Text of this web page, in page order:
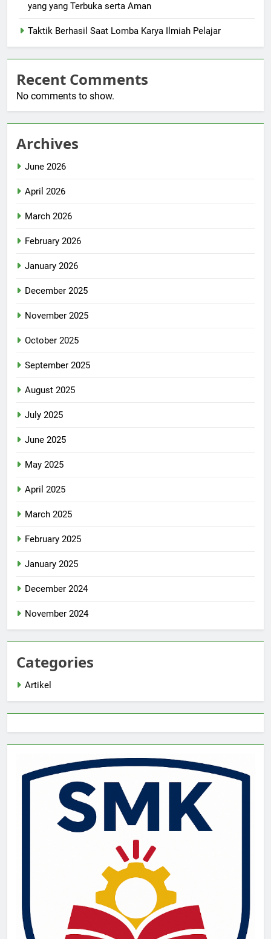
yang yang Terbuka serta Aman
Taktik Berhasil Saat Lomba Karya Ilmiah Pelajar
Recent Comments
No comments to show.
Archives
June 2026
April 2026
March 2026
February 2026
January 2026
December 2025
November 2025
October 2025
September 2025
August 2025
July 2025
June 2025
May 2025
April 2025
March 2025
February 2025
January 2025
December 2024
November 2024
Categories
Artikel